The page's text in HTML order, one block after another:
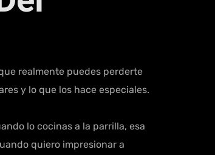
realmente puedes perderte
y lo que los hace especiales.
lo cocinas a la parrilla, esa
quiero impresionar a